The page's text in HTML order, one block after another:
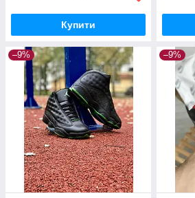
Купити
–9% –9%